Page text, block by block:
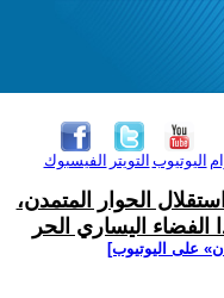
الفيسبوك التويتر اليوتيوب
الحوار المتمدن،
اليساري الحر
على اليوتيوب]